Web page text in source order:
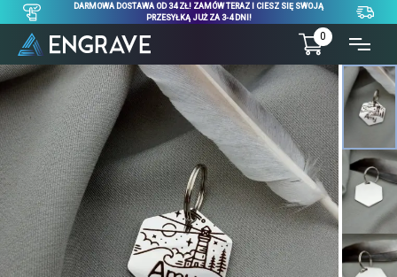
DARMOWA DOSTAWA OD 34 ZŁ! ZAMÓW TERAZ I CIESZ SIĘ SWOJĄ
PRZESYŁKĄ JUŻ ZA 3-4 DNI!
0